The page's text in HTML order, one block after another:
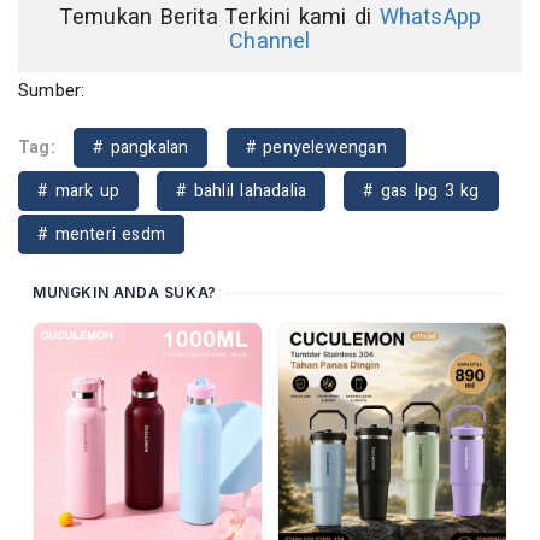
Temukan Berita Terkini kami di WhatsApp
Channel
Sumber:
Tag: # pangkalan
# penyelewengan
# mark up
# bahlil lahadalia
# gas lpg 3 kg
# menteri esdm